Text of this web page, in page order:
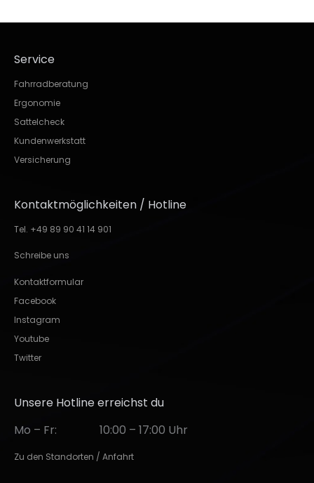
Service
Fahrradberatung
Ergonomie
Sattelcheck
Kundenwerkstatt
Versicherung
Kontaktmöglichkeiten / Hotline
Tel. +49 89 90 41 14 901
Schreibe uns
Kontaktformular
Facebook
Instagram
Youtube
Twitter
Unsere Hotline erreichst du
Mo – Fr:
10:00 – 17:00 Uhr
Zu den Standorten / Anfahrt